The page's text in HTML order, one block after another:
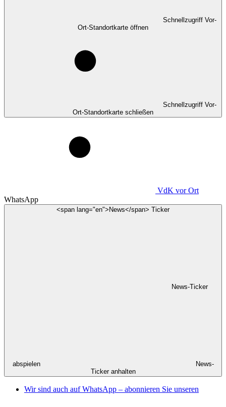
Schnellzugriff Vor-
Ort-Standortkarte öffnen
Schnellzugriff Vor-
Ort-Standortkarte schließen
VdK vor Ort
WhatsApp
<span lang="en">News</span> Ticker
News-Ticker
abspielen
News-
Ticker anhalten
Wir sind auch auf WhatsApp – abonnieren Sie unseren